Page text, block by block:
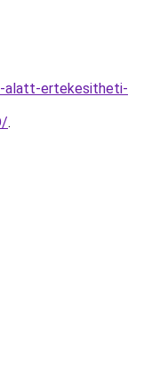
alatt-ertekesitheti-
.